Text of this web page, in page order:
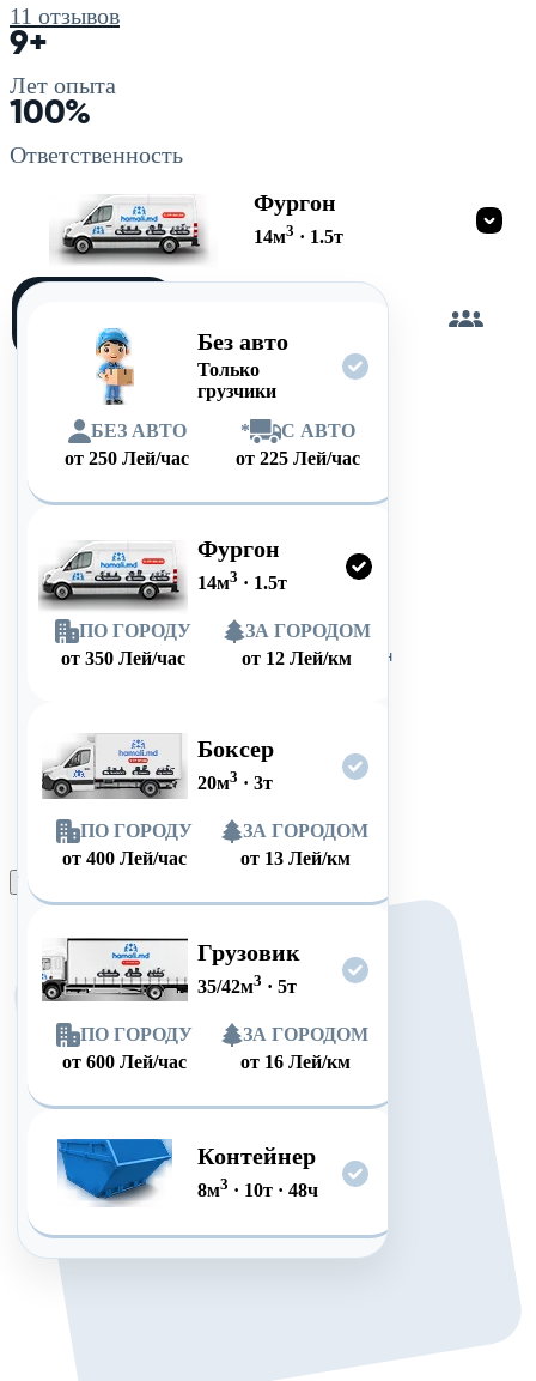
11 отзывов
9+
Лет опыта
100%
Ответственность
Фургон
14м3 · 1.5т
Без авто
Только
грузчики
БЕЗ АВТО
от250 Лей/час
*
С АВТО
от 225 Лей/час
Фургон
14м3 · 1.5т
ПО ГОРОДУ
от 350 Лей/час
ЗА ГОРОДОМ
от 12 Лей/км
Боксер
20м3 · 3т
ПО ГОРОДУ
от 400 Лей/час
ЗА ГОРОДОМ
от 13 Лей/км
Грузовик
35/42м3 · 5т
ПО ГОРОДУ
от 600 Лей/час
ЗА ГОРОДОМ
от 16 Лей/км
Контейнер
8м3 · 10т· 48ч
Оформить заказ